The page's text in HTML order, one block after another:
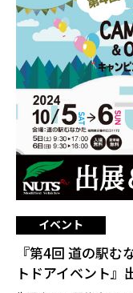
イベント
『第4回 道の駅
トドアイベント』